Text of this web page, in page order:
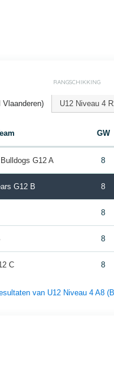
RANGSCHIKKING
Vlaanderen) U12 Niveau 4
GW
G12 A 8
G12 B 8
8
8
C 8
van U12 Niveau 4 A8